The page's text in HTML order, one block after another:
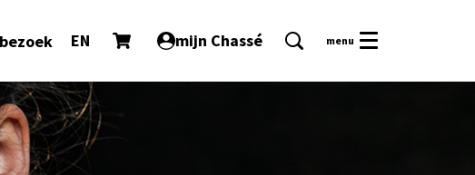
EN mijn Chassé menu